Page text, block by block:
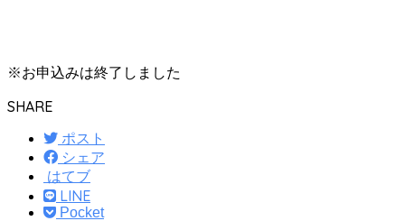
※お申込みは終了しました
SHARE
ポスト
シェア
はてブ
LINE
Pocket